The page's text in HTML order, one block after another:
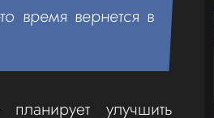
время вернется в
улучшить